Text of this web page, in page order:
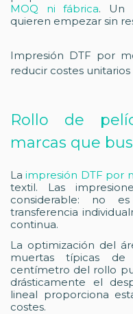
MOQ ni fábrica. Un
quieren empezar sin
Impresión DTF por
reducir costes unitarios
Rollo de
marcas que
La impresión DTF por
textil. Las
considerable: no
transferencia
continua.
La optimización del
muertas típicas de
centímetro del rollo
drásticamente el
lineal proporciona
costes.